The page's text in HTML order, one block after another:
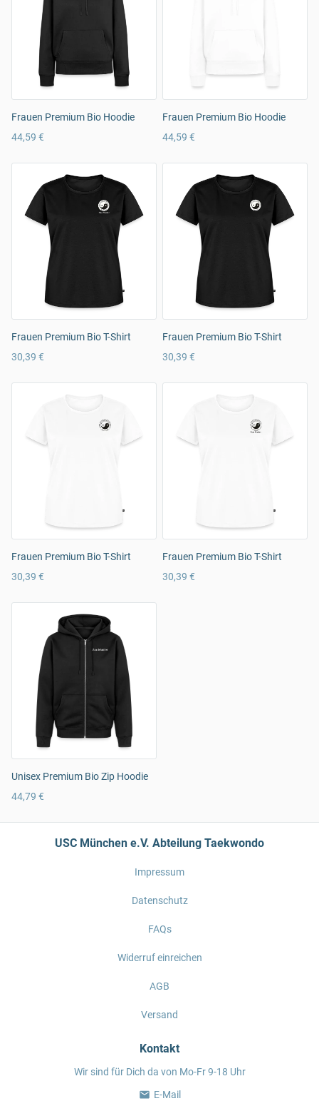
Frauen Premium Bio Hoodie
44,59 €
Frauen Premium Bio Hoodie
44,59 €
Frauen Premium Bio T-Shirt
30,39 €
Frauen Premium Bio T-Shirt
30,39 €
Frauen Premium Bio T-Shirt
30,39 €
Frauen Premium Bio T-Shirt
30,39 €
Unisex Premium Bio Zip Hoodie
44,79 €
USC München e.V. Abteilung Taekwondo
Impressum
Datenschutz
FAQs
Widerruf einreichen
AGB
Versand
Kontakt
Wir sind für Dich da von Mo-Fr 9-18 Uhr
E-Mail